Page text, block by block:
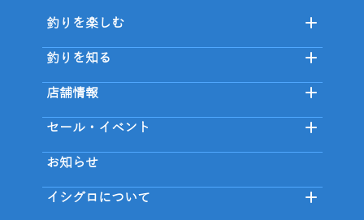
釣りを楽しむ
釣りを知る
店舗情報
セール・イベント
お知らせ
イシグロについて